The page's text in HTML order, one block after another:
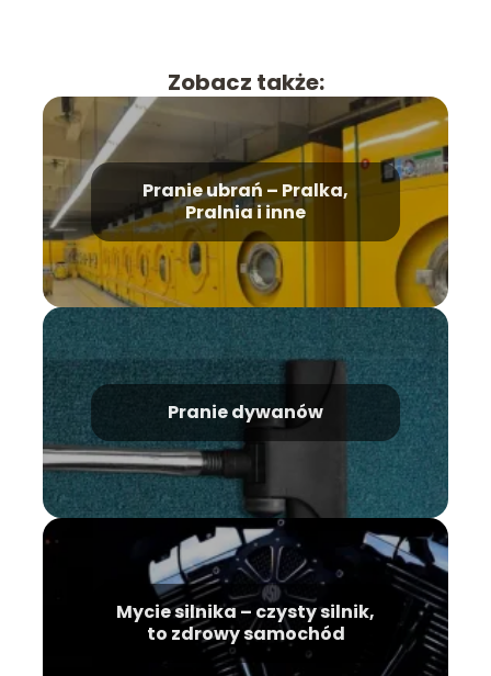
Zobacz także:
Pranie ubrań – Pralka,
Pralnia i inne
Pranie dywanów
Mycie silnika – czysty silnik,
to zdrowy samochód